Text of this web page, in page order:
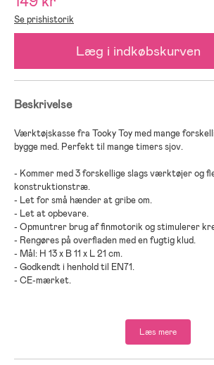
Se prishistorik
Læg i indkøbskurven
Beskrivelse
Værktøjskasse fra Tooky Toy med mange
bygge med. Perfekt til mange timers sjov.
- Kommer med 3 forskellige slags værktøjer og
konstruktionstræ.
- Let for små hænder at gribe om.
- Let at opbevare.
- Opmuntrer brug af finmotorik og stimulerer
- Rengøres på overfladen med en fugtig klud.
- Mål: H 13 x B 11 x L 21 cm.
- Godkendt i henhold til EN71.
- CE-mærket.
- Enebærtræ, krydsfiner, MDF, plastik.
Læs mere